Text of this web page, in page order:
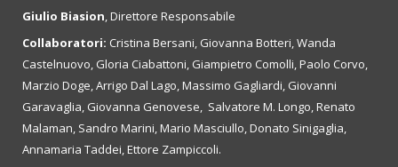
Giulio Biasion, Direttore Responsabile
Collaboratori: Cristina Bersani, Giovanna Botteri, Wanda
Castelnuovo, Gloria Ciabattoni, Giampietro Comolli, Paolo Corvo,
Marzio Doge, Arrigo Dal Lago, Massimo Gagliardi, Giovanni
Garavaglia, Giovanna Genovese, Salvatore M. Longo, Renato
Malaman, Sandro Marini, Mario Masciullo, Donato Sinigaglia,
Annamaria Taddei, Ettore Zampiccoli.